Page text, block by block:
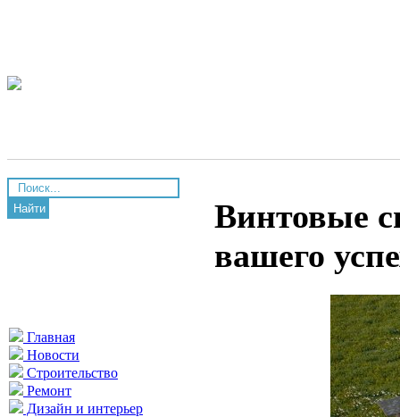
Найти
Главная
Новости
Строительство
Ремонт
Дизайн и интерьер
Винтовые
вашего